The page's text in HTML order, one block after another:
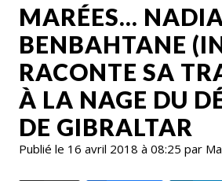
MARÉES…
BENBAHTANE
RACONTE SA
À LA NAGE DU
DE GIBRALTAR
Publié le 16 avril 2018 à 08:25 par